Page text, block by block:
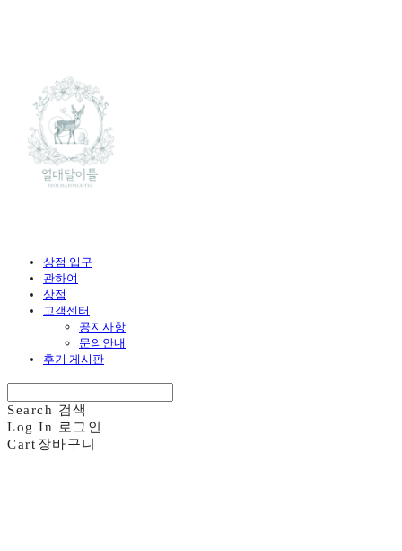
상점 입구
관하여
상점
고객센터
공지사항
문의안내
후기 게시판
Search 검색
Log In
로그인
Cart 장바구니